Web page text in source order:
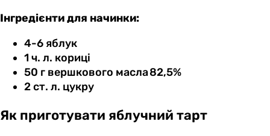
Інгредієнти для начинки:
4-6 яблук
1 ч. л. кориці
50 г вершкового масла 82,5%
2 ст. л. цукру
Як приготувати яблучний тарт